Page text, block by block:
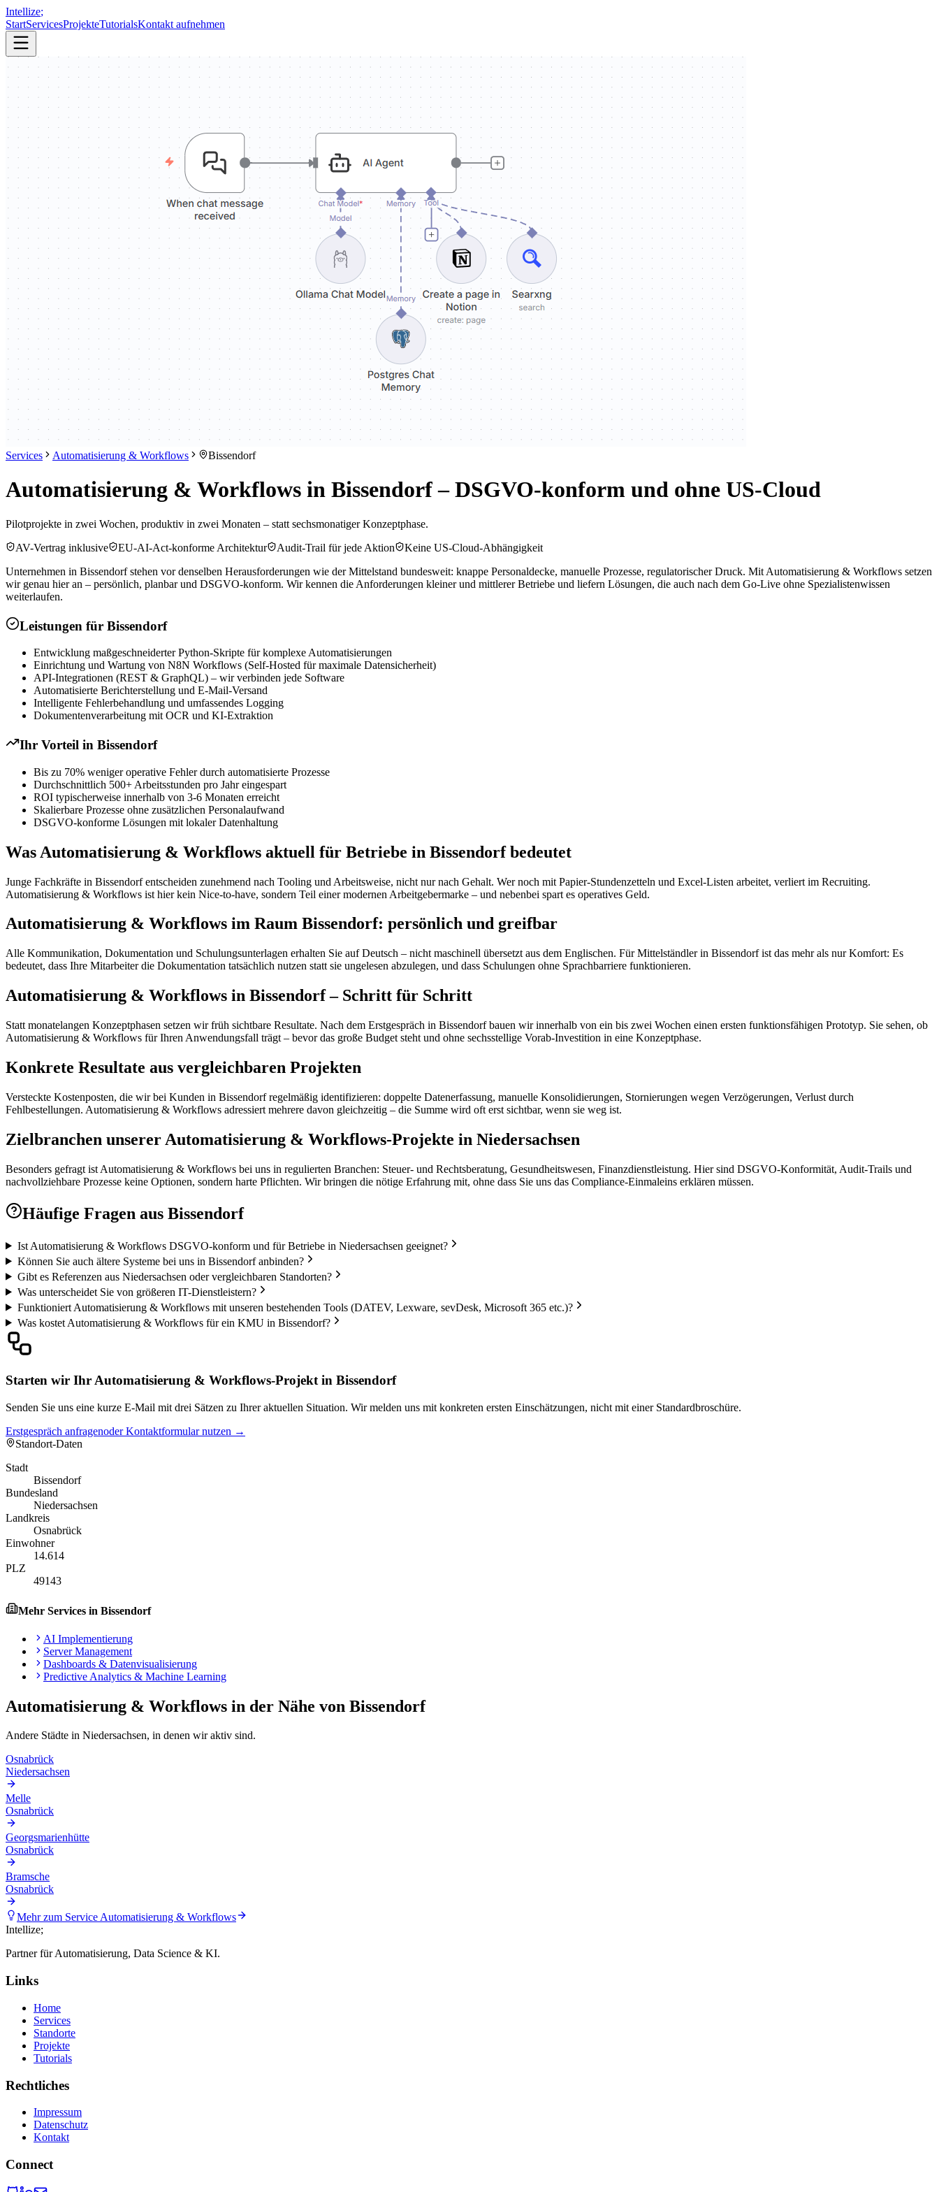
Intellize;
StartServicesProjekteTutorialsKontakt aufnehmen
Services Automatisierung & Workflows Bissendorf
Automatisierung & Workflows in Bissendorf – DSGVO-konform und ohne US-Cloud
Pilotprojekte in zwei Wochen, produktiv in zwei Monaten – statt sechsmonatiger Konzeptphase.
AV-Vertrag inklusive
EU-AI-Act-konforme Architektur Audit-Trail für jede Aktion
Keine US-Cloud-Abhängigkeit
Unternehmen in Bissendorf stehen vor denselben Herausforderungen wie der Mittelstand bundesweit: knappe Personaldecke, manuelle Prozesse, regulatorischer Druck. Mit Automatisierung & Workflows setzen
wir genau hier an – persönlich, planbar und DSGVO-konform. Wir kennen die Anforderungen kleiner und mittlerer Betriebe und liefern Lösungen, die auch nach dem Go-Live ohne Spezialistenwissen
weiterlaufen.
Leistungen für Bissendorf
Entwicklung maßgeschneiderter Python-Skripte für komplexe Automatisierungen
Einrichtung und Wartung von N8N Workflows (Self-Hosted für maximale Datensicherheit)
API-Integrationen (REST & GraphQL) – wir verbinden jede Software
Automatisierte Berichterstellung und E-Mail-Versand
Intelligente Fehlerbehandlung und umfassendes Logging
Dokumentenverarbeitung mit OCR und KI-Extraktion
Ihr Vorteil in Bissendorf
Bis zu 70% weniger operative Fehler durch automatisierte Prozesse
Durchschnittlich 500+ Arbeitsstunden pro Jahr eingespart
ROI typischerweise innerhalb von 3-6 Monaten erreicht
Skalierbare Prozesse ohne zusätzlichen Personalaufwand
DSGVO-konforme Lösungen mit lokaler Datenhaltung
Was Automatisierung & Workflows aktuell für Betriebe in Bissendorf bedeutet
Junge Fachkräfte in Bissendorf entscheiden zunehmend nach Tooling und Arbeitsweise, nicht nur nach Gehalt. Wer noch mit Papier-Stundenzetteln und Excel-Listen arbeitet, verliert im Recruiting.
Automatisierung & Workflows ist hier kein Nice-to-have, sondern Teil einer modernen Arbeitgebermarke – und nebenbei spart es operatives Geld.
Automatisierung & Workflows im Raum Bissendorf: persönlich und greifbar
Alle Kommunikation, Dokumentation und Schulungsunterlagen erhalten Sie auf Deutsch – nicht maschinell übersetzt aus dem Englischen. Für Mittelständler in Bissendorf ist das mehr als nur Komfort: Es
bedeutet, dass Ihre Mitarbeiter die Dokumentation tatsächlich nutzen statt sie ungelesen abzulegen, und dass Schulungen ohne Sprachbarriere funktionieren.
Automatisierung & Workflows in Bissendorf – Schritt für Schritt
Statt monatelangen Konzeptphasen setzen wir früh sichtbare Resultate. Nach dem Erstgespräch in Bissendorf bauen wir innerhalb von ein bis zwei Wochen einen ersten funktionsfähigen Prototyp. Sie sehen, ob
Automatisierung & Workflows für Ihren Anwendungsfall trägt – bevor das große Budget steht und ohne sechsstellige Vorab-Investition in eine Konzeptphase.
Konkrete Resultate aus vergleichbaren Projekten
Versteckte Kostenposten, die wir bei Kunden in Bissendorf regelmäßig identifizieren: doppelte Datenerfassung, manuelle Konsolidierungen, Stornierungen wegen Verzögerungen, Verlust durch
Fehlbestellungen. Automatisierung & Workflows adressiert mehrere davon gleichzeitig – die Summe wird oft erst sichtbar, wenn sie weg ist.
Zielbranchen unserer Automatisierung & Workflows-Projekte in Niedersachsen
Besonders gefragt ist Automatisierung & Workflows bei uns in regulierten Branchen: Steuer- und Rechtsberatung, Gesundheitswesen, Finanzdienstleistung. Hier sind DSGVO-Konformität, Audit-Trails und
nachvollziehbare Prozesse keine Optionen, sondern harte Pflichten. Wir bringen die nötige Erfahrung mit, ohne dass Sie uns das Compliance-Einmaleins erklären müssen.
Häufige Fragen aus Bissendorf
Ist Automatisierung & Workflows DSGVO-konform und für Betriebe in Niedersachsen geeignet?
Können Sie auch ältere Systeme bei uns in Bissendorf anbinden?
Gibt es Referenzen aus Niedersachsen oder vergleichbaren Standorten?
Was unterscheidet Sie von größeren IT-Dienstleistern?
Funktioniert Automatisierung & Workflows mit unseren bestehenden Tools (DATEV, Lexware, sevDesk, Microsoft 365 etc.)?
Was kostet Automatisierung & Workflows für ein KMU in Bissendorf?
Starten wir Ihr Automatisierung & Workflows-Projekt in Bissendorf
Senden Sie uns eine kurze E-Mail mit drei Sätzen zu Ihrer aktuellen Situation. Wir melden uns mit konkreten ersten Einschätzungen, nicht mit einer Standardbroschüre.
Erstgespräch anfragenoder Kontaktformular nutzen →
Standort-Daten
Stadt
Bissendorf
Bundesland
Niedersachsen
Landkreis
Osnabrück
Einwohner
14.614
PLZ
49143
Mehr Services in Bissendorf
AI Implementierung
Server Management
Dashboards & Datenvisualisierung
Predictive Analytics & Machine Learning
Automatisierung & Workflows in der Nähe von Bissendorf
Andere Städte in Niedersachsen, in denen wir aktiv sind.
Osnabrück
Niedersachsen
Melle
Osnabrück
Georgsmarienhütte
Osnabrück
Bramsche
Osnabrück
Mehr zum ServiceAutomatisierung & Workflows
Intellize;
Partner für Automatisierung, Data Science & KI.
Links
Home
Services
Standorte
Projekte
Tutorials
Rechtliches
Impressum
Datenschutz
Kontakt
Connect